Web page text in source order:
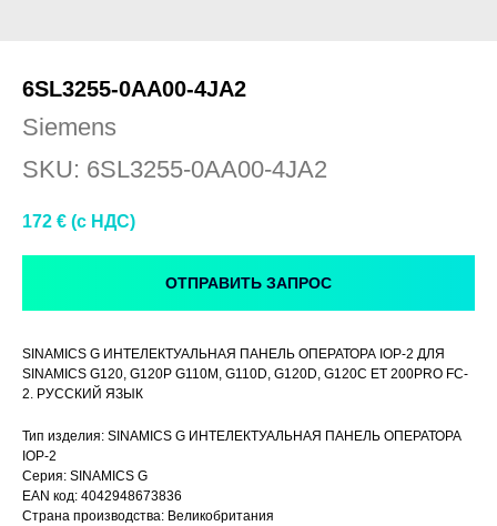
6SL3255-0AA00-4JA2
Siemens
SKU: 6SL3255-0AA00-4JA2
172 € (c НДС)
ОТПРАВИТЬ ЗАПРОС
SINAMICS G ИНТЕЛЕКТУАЛЬНАЯ ПАНЕЛЬ ОПЕРАТОРА IOP-2 ДЛЯ
SINAMICS G120, G120P G110M, G110D, G120D, G120C ET 200PRO FC-
2. РУССКИЙ ЯЗЫК
Тип изделия: SINAMICS G ИНТЕЛЕКТУАЛЬНАЯ ПАНЕЛЬ ОПЕРАТОРА
IOP-2
Серия: SINAMICS G
EAN код: 4042948673836
Страна производства: Великобритания